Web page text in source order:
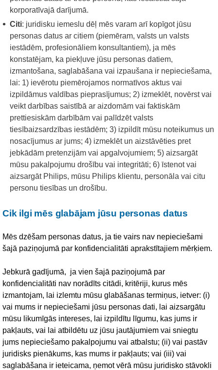
korporatīvajā darījumā.
Citi: juridisku iemeslu dēļ mēs varam arī kopīgot jūsu
personas datus ar citiem (piemēram, valsts un valsts
iestādēm, profesionāliem konsultantiem), ja mēs
konstatējam, ka piekļuve jūsu personas datiem,
izmantošana, saglabāšana vai izpaušana ir nepieciešama,
lai: 1) ievērotu piemērojamos normatīvos aktus vai
izpildāmus valdības pieprasījumus; 2) izmeklēt, novērst vai
veikt darbības saistībā ar aizdomām vai faktiskām
prettiesiskām darbībām vai palīdzēt valsts
tiesībaizsardzības iestādēm; 3) izpildīt mūsu noteikumus un
nosacījumus ar jums; 4) izmeklēt un aizstāvēties pret
jebkādām pretenzijām vai apgalvojumiem; 5) aizsargāt
mūsu pakalpojumu drošību vai integritāti; 6) īstenot vai
aizsargāt Philips, mūsu Philips klientu, personāla vai citu
personu tiesības un drošību.
Cik ilgi mēs glabājam jūsu personas datus
Mēs dzēšam personas datus, ja tie vairs nav nepieciešami
šajā paziņojumā par konfidencialitāti aprakstītajiem mērķiem.
Jebkurā gadījumā, ja vien šajā paziņojumā par
konfidencialitāti nav norādīts citādi, kritēriji, kurus mēs
izmantojam, lai izlemtu mūsu glabāšanas termiņus, ietver: (i)
vai mums ir nepieciešami jūsu personas dati, lai aizsargātu
mūsu likumīgās intereses, lai izpildītu līgumu, kas jums ir
pakļauts, vai lai atbildētu uz jūsu jautājumiem vai sniegtu
jums nepieciešamo pakalpojumu vai atbalstu; (ii) vai pastāv
juridisks pienākums, kas mums ir pakļauts; vai (iii) vai
saglabāšana ir ieteicama, ņemot vērā mūsu juridisko stāvokli